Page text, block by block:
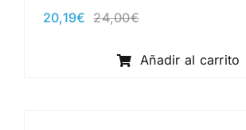
24,00€El
original
era:
20,19€
El
actual
es:
Añadir al carrito